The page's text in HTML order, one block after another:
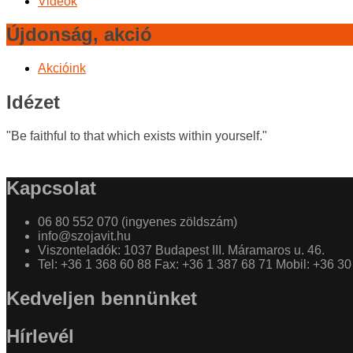
Újdonság, akció
Akcióink
Idézet
"Be faithful to that which exists within yourself."
Kapcsolat
06 80 552 070 (ingyenes zöldszám)
info@szojavit.hu
Viszonteladók: 1037 Budapest III. Máramaros u. 46.
Tel: +36 1 368 60 88 Fax: +36 1 387 68 71 Mobil: +36
Kedveljen bennünket
Hírlevél